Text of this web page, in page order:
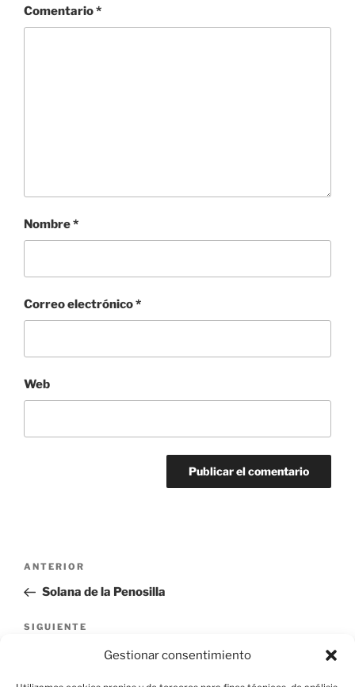
Gestionar consentimiento
Comentario*
Nombre*
Correo electrónico*
Web
Navegación
entradas
Entrada
anterior:
ANTERIOR
Solana de la Penosilla
Siguiente
SIGUIENTE
Fuente nueva / Fuente del abrevadero